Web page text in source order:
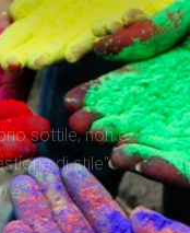
Dare priorità al
processi, più
sottile, non è
di stile"
è”)